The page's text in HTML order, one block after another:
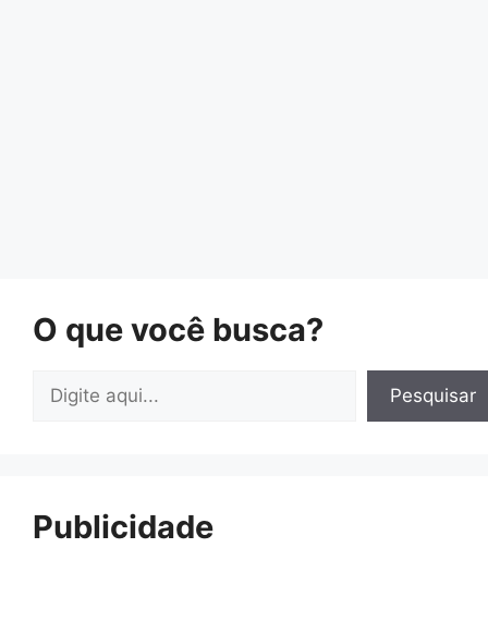
O que você busca?
Pesquisar Pesquisar
Publicidade